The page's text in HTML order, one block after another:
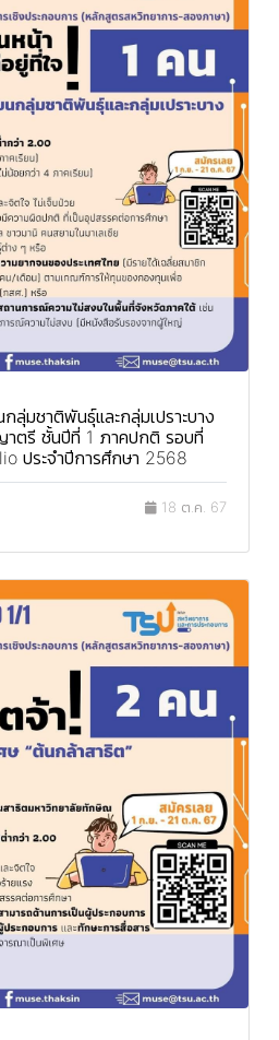
ลุ่มชาติพันธุ์และกลุ่มเปราะบาง
ตรี ชั้นปีที่ 1 ภาคปกติ รอบที่
ประจำปีการศึกษา 2568
18 ต.ค. 67